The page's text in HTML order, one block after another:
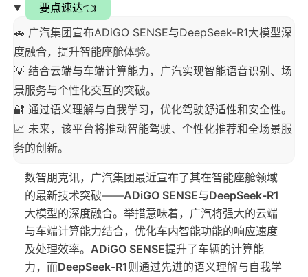
要点速达👈
🚗 广汽集团宣布ADiGO SENSE与DeepSeek-R1大模型深
度融合，提升智能座舱体验。
💡 结合云端与车端计算能力，广汽实现智能语音识别、场
景服务与个性化交互的突破。
🔐 通过语义理解与自我学习，优化驾驶舒适性和安全性。
📈 未来，该平台将推动智能驾驶、个性化推荐和全场景服
务的创新。
数智朋克讯，广汽集团最近宣布了其在智能座舱领域
的最新技术突破——ADiGO SENSE与DeepSeek-R1
大模型的深度融合。举措意味着，广汽将强大的云端
与车端计算能力结合，优化车内智能功能的响应速度
及处理效率。 ADiGO SENSE提升了车辆的计算能
力，而DeepSeek-R1则通过先进的语义理解与自我学